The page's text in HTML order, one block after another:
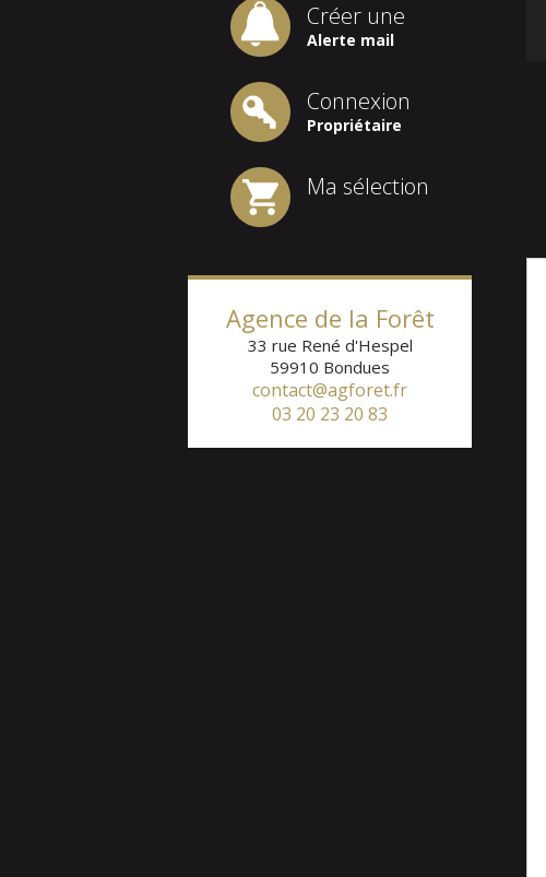
Créer une
Alerte mail
Connexion
Propriétaire
Ma sélection
Agence de la Forêt
33 rue René d'Hespel
59910 Bondues
contact@agforet.fr
03 20 23 20 83